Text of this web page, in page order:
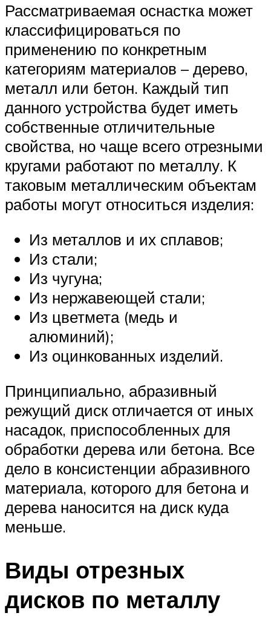
Рассматриваемая оснастка может
классифицироваться по
применению по конкретным
категориям материалов – дерево,
металл или бетон. Каждый тип
данного устройства будет иметь
собственные отличительные
свойства, но чаще всего отрезными
кругами работают по металлу. К
таковым металлическим объектам
работы могут относиться изделия:
Из металлов и их сплавов;
Из стали;
Из чугуна;
Из нержавеющей стали;
Из цветмета (медь и
алюминий);
Из оцинкованных изделий.
Принципиально, абразивный
режущий диск отличается от иных
насадок, приспособленных для
обработки дерева или бетона. Все
дело в консистенции абразивного
материала, которого для бетона и
дерева наносится на диск куда
меньше.
Виды отрезных
дисков по металлу